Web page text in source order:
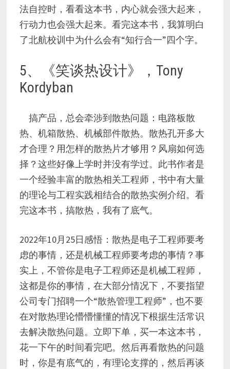
法自控时，看看这本书，内心就会强大起来，
行动力也会强大起来。看完这本书，我算明白
了北航校训中为什么会有“知行合一”四个字。
5、《笑谈热设计》，Tony
Kordyban
搞产品，总会牵涉到散热问题：电路板散
热、机箱散热、机械部件散热。散热孔开多大
才合理？用怎样的散热片才够用？风扇如何选
择？这些好像上学时并没有学过。此书作者是
一个经验丰富的散热相关工程师，书中有大量
的理论与工程实践相结合的散热实例介绍。看
完这本书，搞散热，我有了底气。
2022年10月25日感悟：散热是电子工程师要考
虑的事情，还是机械工程师要考虑的事情？事
实上，不管你是电子工程师还是机械工程师，
这都是你的事情，在大部分情况下，不要指望
公司专门招聘一个“散热管理工程师”，也不要
在对散热理论懵懵懂懂的情况下根据生活常识
去解决散热问题。立即下单，买一本这本书，
花一下午的时间看完吧。然后再看散热的问题
时，你是有底气的，有理论支撑的，然后再谈